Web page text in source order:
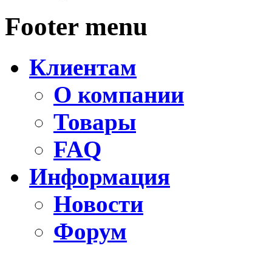
Footer menu
Клиентам
О компании
Товары
FAQ
Информация
Новости
Форум